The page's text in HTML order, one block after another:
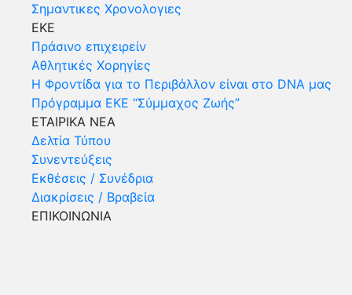
Σημαντικες Χρονολογιες
ΕΚΕ
Πράσινο επιχειρείν
Αθλητικές Χορηγίες
Η Φροντίδα για το Περιβάλλον είναι στο DNA μας
Πρόγραμμα ΕΚΕ “Σύμμαχος Ζωής”
ΕΤΑΙΡΙΚΑ ΝΕΑ
Δελτία Τύπου
Συνεντεύξεις
Εκθέσεις / Συνέδρια
Διακρίσεις / Βραβεία
ΕΠΙΚΟΙΝΩΝΙΑ